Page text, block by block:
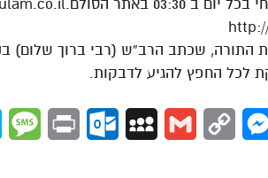
התורה, שכתב הרב”ש (רבי ברוך שלום)
לכל החפץ להגיע לדבקות.
Messenger
Copy
Gmail
MySpace
Outlook.com
Print